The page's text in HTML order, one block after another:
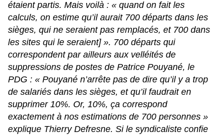
étaient partis. Mais voilà : « quand on fait les
calculs, on estime qu’il aurait 700 départs dans les
sièges, qui ne seraient pas remplacés, et 700 dans
les sites qui le seraient] ». 700 départs qui
correspondent par ailleurs aux velléités de
suppressions de postes de Patrice Pouyané, le
PDG : « Pouyané n’arrête pas de dire qu’il y a trop
de salariés dans les sièges, et qu’il faudrait en
supprimer 10%. Or, 10%, ça correspond
exactement à nos estimations de 700 personnes »
explique Thierry Defresne. Si le syndicaliste confie